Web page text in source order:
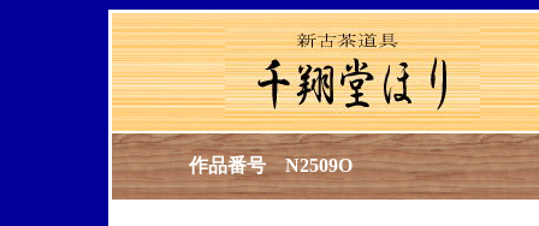
作品番号 N2509O